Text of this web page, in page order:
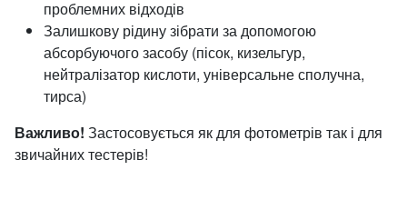
проблемних відходів
Залишкову рідину зібрати за допомогою
абсорбуючого засобу (пісок, кизельгур,
нейтралізатор кислоти, універсальне сполучна,
тирса)
Важливо! Застосовується як для фотометрів так і для
звичайних тестерів!